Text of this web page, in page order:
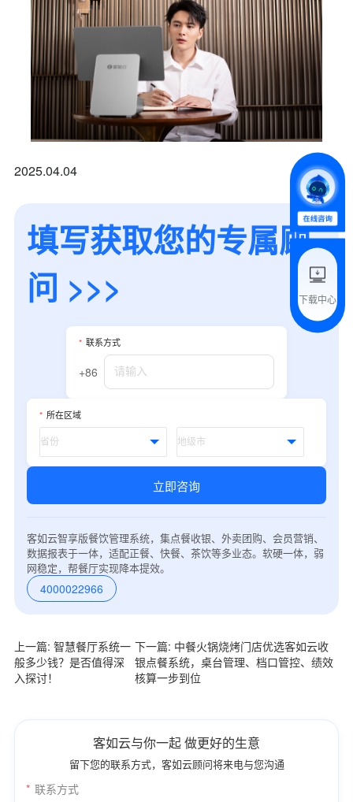
2025.04.04
填写获取您的专属顾
问 >>>
* 联系方式
+86
* 所在区域
立即咨询
客如云智享版餐饮管理系统，集点餐收银、外卖团购、会员营销、
数据报表于一体，适配正餐、快餐、茶饮等多业态。软硬一体，弱
网稳定，帮餐厅实现降本提效。
4000022966
上一篇: 智慧餐厅系统一
般多少钱？是否值得深
入探讨！
下一篇: 中餐火锅烧烤门店优选客如云收
银点餐系统，桌台管理、档口管控、绩效
核算一步到位
客如云与你一起 做更好的生意
留下您的联系方式，客如云顾问将来电与您沟通
* 联系方式
下载中心
联系方式
+86
附加留言
我是老客户，了解最新优惠